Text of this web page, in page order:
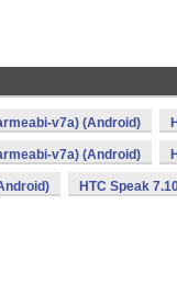
v7a) (Android)
v7a) (Android)
HTC Speak